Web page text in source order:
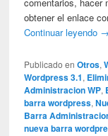
obtener el enlace
Continuar leyendo →
Publicado en Otros,
Wordpress 3.1,
Administracion WP,
barra wordpress,
Barra
nueva barra